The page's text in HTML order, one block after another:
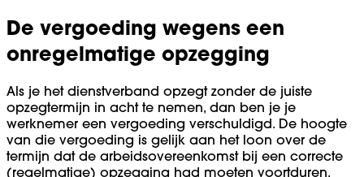
De vergoeding wegens een
onregelmatige opzegging
Als je het dienstverband opzegt zonder de juiste
opzegtermijn in acht te nemen, dan ben je je
werknemer een vergoeding verschuldigd. De hoogte
van die vergoeding is gelijk aan het loon over de
termijn dat de arbeidsovereenkomst bij een correcte
(regelmatige) opzegging had moeten voortduren.